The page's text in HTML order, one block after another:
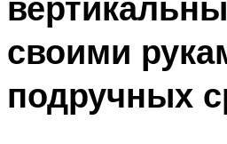
своими
подручных